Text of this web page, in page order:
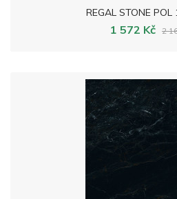
REGAL STONE POL
1 572 Kč 2